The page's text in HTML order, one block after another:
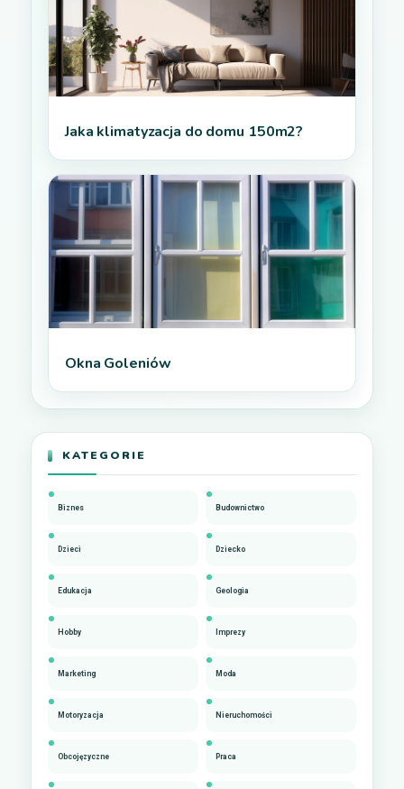
Jaka klimatyzacja do domu 150m2?
Okna Goleniów
KATEGORIE
Biznes Budownictwo
Dzieci Dziecko
Edukacja Geologia
Hobby Imprezy
Marketing Moda
Motoryzacja Nieruchomości
Obcojęzyczne Praca